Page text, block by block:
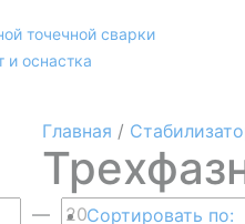
точечной сварки
и оснастка
—
Главная /
Сортировать по: